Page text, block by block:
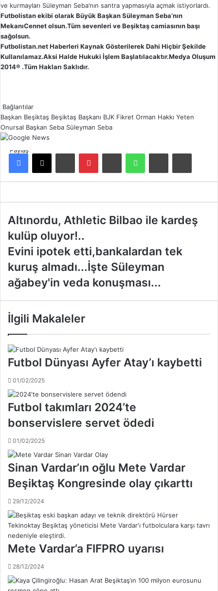
ve kurmayları Süleyman Seba’nın santra yapmasıyla açmak istiyorlardı.
Futbolistan ekibi olarak Büyük Başkan Süleyman Seba’nın
MekanıCennet olsun.Tüm sevenleri ve Beşiktaş camiasının başı
sağolsun.
Futbolistan.net Haberleri Kaynak Gösterilerek Dahi Hiçbir Şekilde
Kullanılamaz.Aksi Halde Hukuki İşlem Başlatılacaktır.Medya Oluşum
2014® .Tüm Hakları Saklıdır.
Bağlantılar
Başkan Beşiktaş Beşiktaş Başkanı BJK Fikret Orman Hakkı Yeten
Onursal Başkan Seba Süleyman Seba
Paylaş
A
t
ı
o
r
d
u
l
e
i
c
B
i
a
o
i
l
e
a
r
d
e
ş
k
u
l
ü
Altınordu, Athletic Bilbao ile kardeş
kulüp oluyor!..
E
i
n
i
p
k
e
t
i
,
b
a
k
a
l
a
r
a
n
t
e
k
u
r
Evini ipotek etti,bankalardan tek
kuruş almadı...İşte Süleyman
ağabey'in veda konuşması...
İlgili Makaleler
Futbol Dünyası Ayfer Atay’ı kaybetti
01/02/2025
Futbol takımları 2024’te
bonservislere servet ödedi
01/02/2025
Sinan Vardar’ın oğlu Mete Vardar
Beşiktaş Kongresinde olay çıkarttı
29/12/2024
Mete Vardar’a FIFPRO uyarısı
28/12/2024